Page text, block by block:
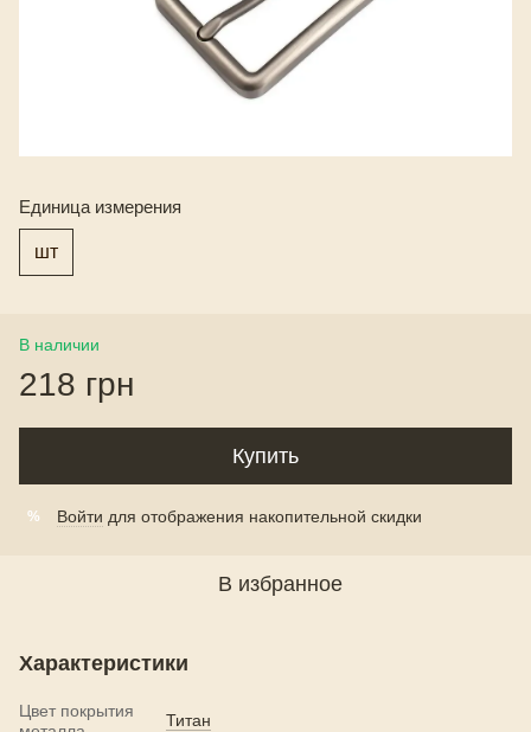
Единица измерения
шт
В наличии
218 грн
Купить
% Войти для отображения накопительной скидки
В избранное
Характеристики
Цвет покрытия
Титан